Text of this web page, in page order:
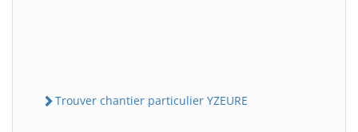
Trouver chantier particulier YZEURE